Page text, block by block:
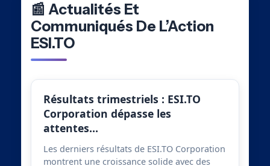
📰 Actualités Et
Communiqués De L’Action
ESI.TO
Résultats trimestriels : ESI.TO
Corporation dépasse les
attentes…
Les derniers résultats de ESI.TO Corporation
montrent une croissance solide avec des